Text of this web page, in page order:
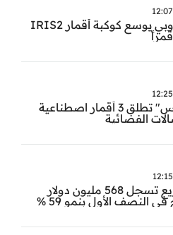
الاتحاد الأوروبي يوسع كوكبة أقمار IRIS2
"سبيس إكس" تطلق 3 أقمار اصطناعية
الفضائية
أدنوك للتوزيع تسجل 568 مليون دولار
النصف الأول بنمو 59 %